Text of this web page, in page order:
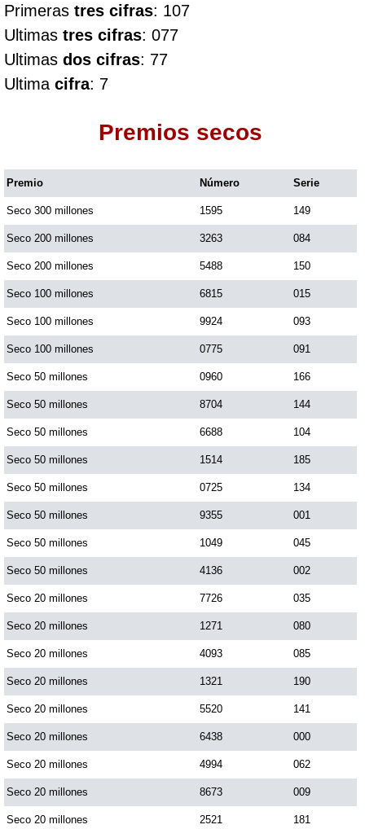
Culona día
Culona noche
Dorado Mañana
Dorado Noche
Fantástica Día
Fantástica Noche
Motilon Tarde
Motilon Noche
Paisita Día
Paisita Noche
Paisita 3
Pick 3 Día
Pick 3 Noche
Pick 4 Día
Pick 4 Noche
Primeras tres cifras: 107
Ultimas tres cifras: 077
Ultimas dos cifras: 77
Ultima cifra: 7
Premios secos
Premio Número Serie
Seco 300 millones 1595 149
Seco 200 millones 3263 084
Seco 200 millones 5488 150
Seco 100 millones 6815 015
Seco 100 millones 9924 093
Seco 100 millones 0775 091
Seco 50 millones 0960 166
Seco 50 millones 8704 144
Seco 50 millones 6688 104
Seco 50 millones 1514 185
Seco 50 millones 0725 134
Seco 50 millones 9355 001
Seco 50 millones 1049 045
Seco 50 millones 4136 002
Seco 20 millones 7726 035
Seco 20 millones 1271 080
Seco 20 millones 4093 085
Seco 20 millones 1321 190
Seco 20 millones 5520 141
Seco 20 millones 6438 000
Seco 20 millones 4994 062
Seco 20 millones 8673 009
Seco 20 millones 2521 181